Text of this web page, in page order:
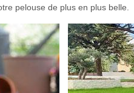
pelouse de plus en plus belle.